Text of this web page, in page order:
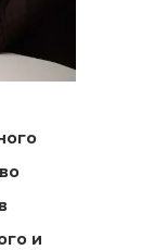
и